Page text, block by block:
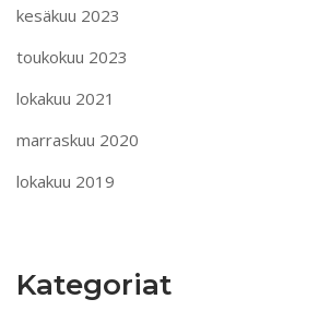
kesäkuu 2023
toukokuu 2023
lokakuu 2021
marraskuu 2020
lokakuu 2019
Kategoriat